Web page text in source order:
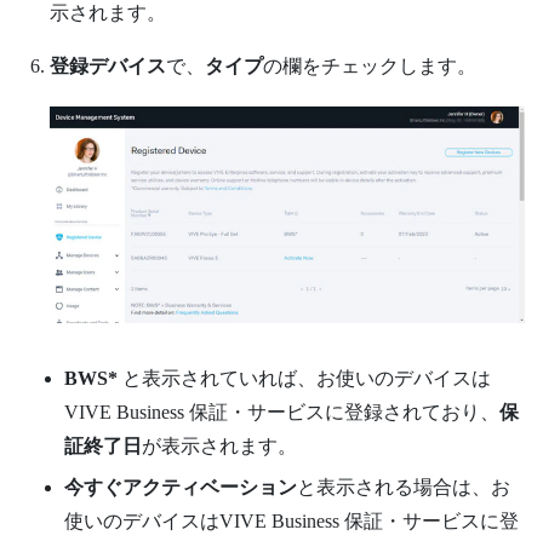
示されます。
登録デバイスで、 タイプの欄をチェックします。
BWS* と表示されていれば、お使いのデバイスは
VIVE Business 保証・サービスに登録されており、保
証終了日 が表示されます。
今すぐアクティベーションと表示される場合は、お
使いのデバイスはVIVE Business 保証・サービスに登